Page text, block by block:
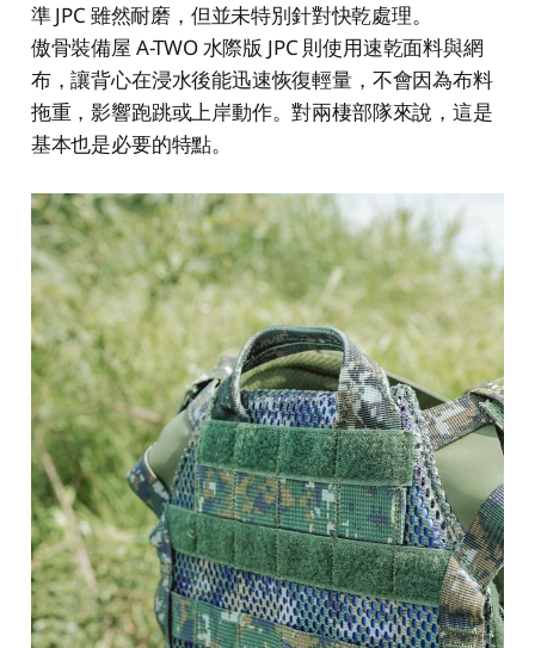
準 JPC 雖然耐磨，但並未特別針對快乾處理。
傲骨裝備屋 A-TWO 水際版 JPC 則使用速乾面料與網
布，讓背心在浸水後能迅速恢復輕量，不會因為布料
拖重，影響跑跳或上岸動作。對兩棲部隊來說，這是
基本也是必要的特點。